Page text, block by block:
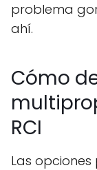
problema
ahí.
Cómo
RCI
Las